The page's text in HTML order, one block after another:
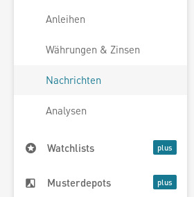
Anleihen
Währungen & Zinsen
Nachrichten
Analysen
Watchlists
Musterdepots